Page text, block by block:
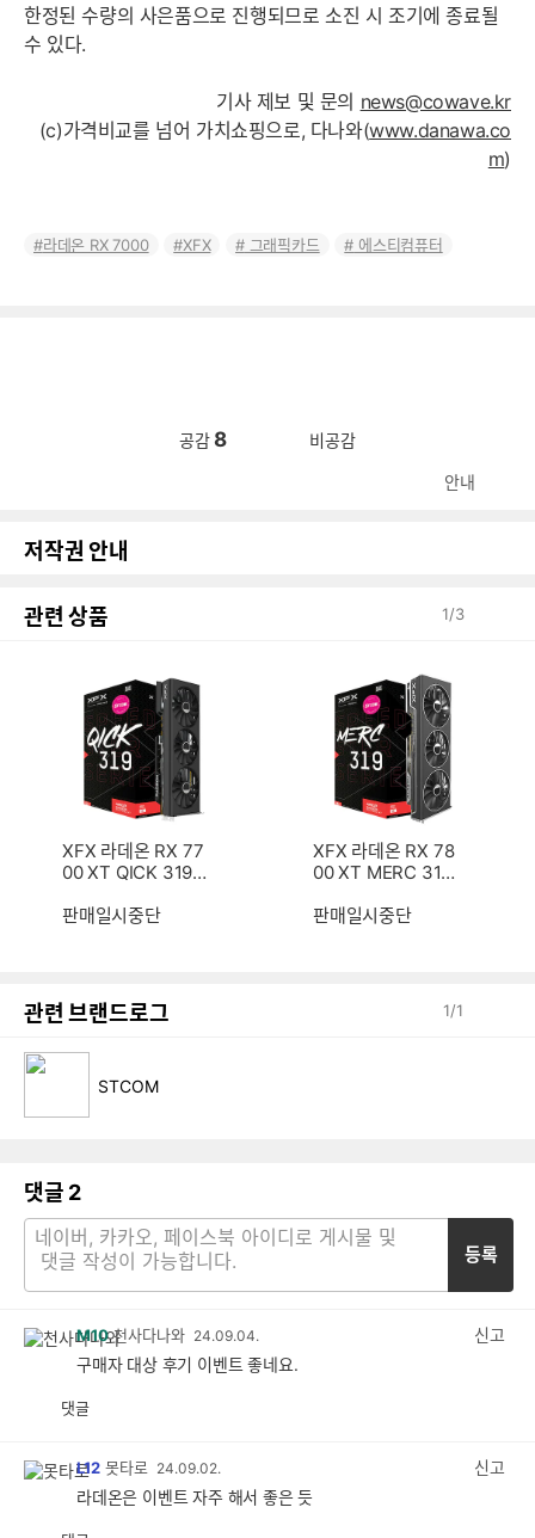
한정된 수량의 사은품으로 진행되므로 소진 시 조기에 종료될
수 있다.
기사 제보 및 문의 news@cowave.kr
(c)가격비교를 넘어 가치쇼핑으로, 다나와(www.danawa.co
m)
라데온 RX 7000 XFX 그래픽카드 에스티컴퓨터
공감8 비공감
안내
저작권 안내
관련 상품 1/3
XFX 라데온 RX 77
00 XT QICK 319 B
판매일시중단
XFX 라데온 RX 78
00 XT MERC 319
판매일시중단
관련 브랜드로그 1/1
STCOM
댓글 2
등록
M10 천사다나와 24.09.04.
신고
구매자 대상 후기 이벤트 좋네요.
댓글
L12 못타로 24.09.02.
신고
라데온은 이벤트 자주 해서 좋은 듯